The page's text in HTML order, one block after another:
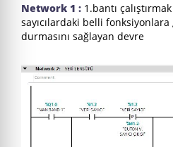
Network 1 : 1.bantı
sayıcılardaki belli
durmasını sağlayan devre